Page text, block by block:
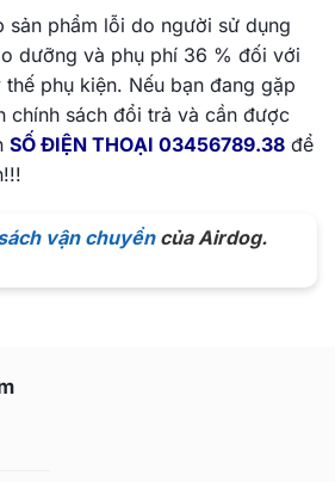
phẩm lỗi do người sử dụng
dưỡng và phụ phí 36 % đối với
phụ kiện. Nếu bạn đang gặp
chính sách đổi trả và cần được
SỐ ĐIỆN THOẠI 03456789.38 để
vận chuyểncủa Airdog.